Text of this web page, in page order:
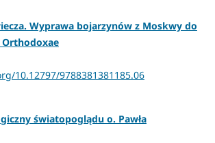
Wyprawa bojarzynów z Moskwy do
10.12797/9788381381185.06
światopoglądu о. Pawła